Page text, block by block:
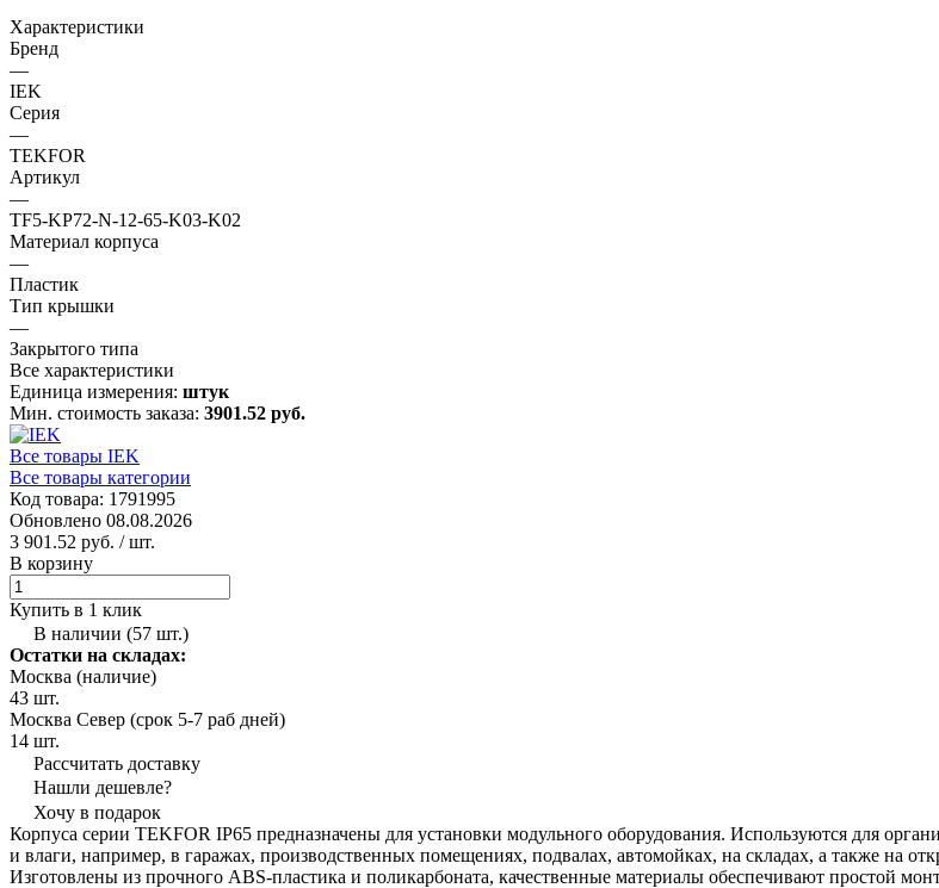
Характеристики
Бренд
—
IEK
Серия
—
TEKFOR
Артикул
—
TF5-KP72-N-12-65-K03-K02
Материал корпуса
—
Пластик
Тип крышки
—
Закрытого типа
Все характеристики
Единица измерения: штук
Мин. стоимость заказа: 3901.52 руб.
Все товары IEK
Все товары категории
Код товара: 1791995
Обновлено 08.08.2026
3 901.52 руб. / шт.
В корзину
Купить в 1 клик
В наличии (57 шт.)
Остатки на складах:
Москва (наличие)
43 шт.
Москва Север (срок 5-7 раб дней)
14 шт.
Рассчитать доставку
Нашли дешевле?
Хочу в подарок
Корпуса серии TEKFOR IP65 предназначены для установки модульного оборудования. Используются для
и влаги, например, в гаражах, производственных помещениях, подвалах, автомойках, на складах, а также на
Изготовлены из прочного ABS-пластика и поликарбоната, качественные материалы обеспечивают простой